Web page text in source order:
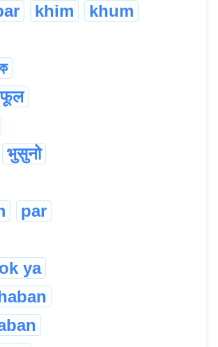
khim khum
फूल
भुसुनो
par
ya